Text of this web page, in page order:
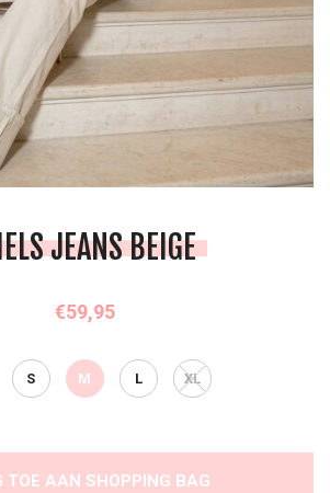
JEANS BEIGE
€59,95
S M L XL
TOE AAN SHOPPING BAG